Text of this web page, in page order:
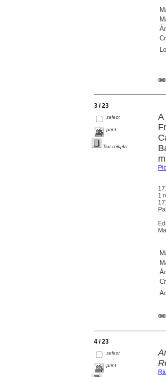
3 / 23
select
print
Text complet
1
4 / 23
select
print